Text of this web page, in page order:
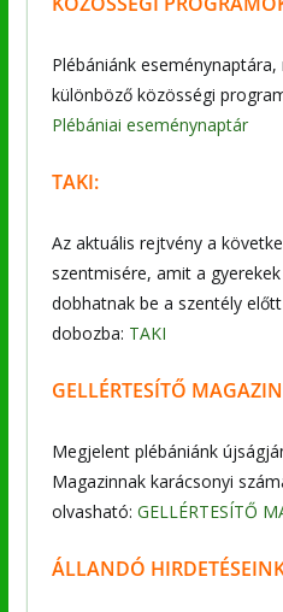
Plébániánk
különböző közösségi
Plébániai eseménynaptár
TAKI:
Az aktuális rejtvény a
szentmisére, amit a
dobhatnak be a szentély
dobozba: TAKI
GELLÉRTESÍTŐ
Megjelent plébániánk
Magazinnak karácsonyi
olvasható: GELLÉRTESÍTŐ
ÁLLANDÓ